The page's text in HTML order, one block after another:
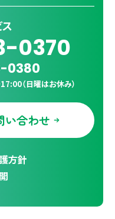
0370
0380
（日曜はお休み）
い合わせ
方針